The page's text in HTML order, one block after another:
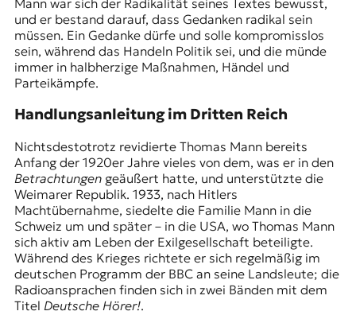
und er bestand darauf, dass Gedanken radikal sein
müssen. Ein Gedanke dürfe und solle kompromisslos
sein, während das Handeln Politik sei, und die münde
immer in halbherzige Maßnahmen, Händel und
Parteikämpfe.
Handlungsanleitung im Dritten Reich
Nichtsdestotrotz revidierte Thomas Mann bereits
Anfang der 1920er Jahre vieles von dem, was er in den
Betrachtungengeäußert hatte, und unterstützte die
Weimarer Republik. 1933, nach Hitlers
Machtübernahme, siedelte die Familie Mann in die
Schweiz um und später – in die USA, wo Thomas Mann
sich aktiv am Leben der Exilgesellschaft beteiligte.
Während des Krieges richtete er sich regelmäßig im
deutschen Programm der BBC an seine Landsleute; die
Radioansprachen finden sich in zwei Bänden mit dem
Titel Deutsche Hörer!.